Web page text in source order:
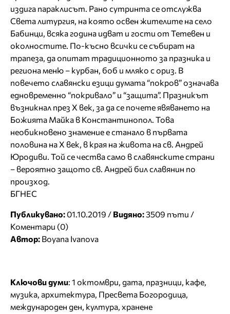
издига параклисът. Рано сутринта се отслужва
Света литургия, на която освен жителите на село
Бабинци, всяка година идват и гости от Тетевен и
околностите. По-късно всички се събират на
трапеза, да опитат традиционното за празника и
региона меню – курбан, боб и мляко с ориз. В
повечето славянски езици думата “покров” означава
едновременно “покривало” и “защита”. Празникът
възникнал през X век, за да се почете явяването на
Божията Майка в Константинопол. Това
необикновено знамение е станало в първата
половина на Х век, в края на живота на св. Андрей
Юродиви. Той се чества само в славянските страни
– вероятно защото св. Андрей бил славянин по
произход.
БГНЕС
Публикувано: 01.10.2019 / Видяно: 3509 пъти /
Коментари (0)
Автор: Boyana Ivanova
Ключови думи: 1 октомври дата празници кафе
музика архитектура Пресвета Богородица
международен ден култура хранене